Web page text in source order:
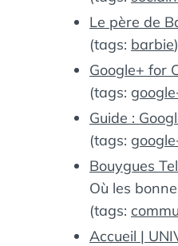
Le père de
(tags: barbie)
Google+ for
(tags:
Guide :
(tags:
Bouygues
Où les
(tags:
Accueil |